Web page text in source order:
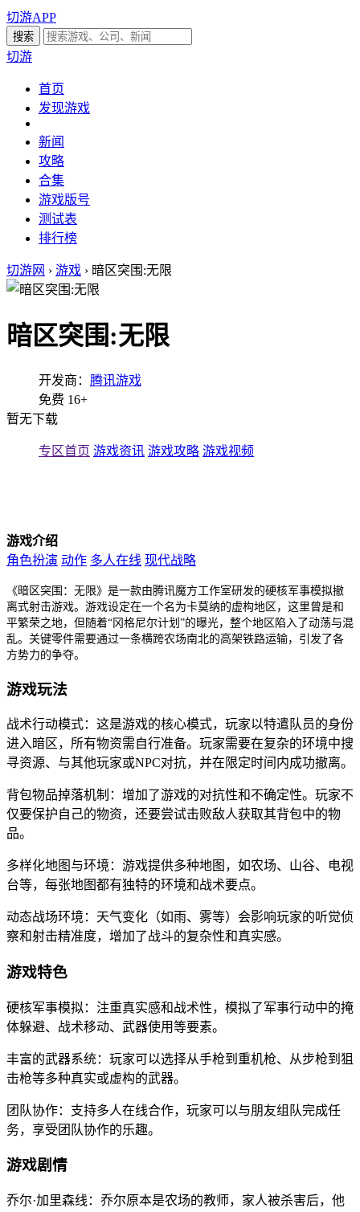
切游APP
切游
首页
发现游戏
新闻
攻略
合集
游戏版号
测试表
排行榜
切游网 › 游戏 › 暗区突围:无限
暗区突围:无限
开发商： 腾讯游戏
免费 16+
暂无下载
专区首页 游戏资讯 游戏攻略 游戏视频
游戏介绍
角色扮演 动作 多人在线 现代战略
《暗区突围：无限》是一款由腾讯魔方工作室研发的硬核军事模拟撤
离式射击游戏。游戏设定在一个名为卡莫纳的虚构地区，这里曾是和
平繁荣之地，但随着“冈格尼尔计划”的曝光，整个地区陷入了动荡与混
乱。关键零件需要通过一条横跨农场南北的高架铁路运输，引发了各
方势力的争夺。
游戏玩法
战术行动模式：这是游戏的核心模式，玩家以特遣队员的身份
进入暗区，所有物资需自行准备。玩家需要在复杂的环境中搜
寻资源、与其他玩家或NPC对抗，并在限定时间内成功撤离。
背包物品掉落机制：增加了游戏的对抗性和不确定性。玩家不
仅要保护自己的物资，还要尝试击败敌人获取其背包中的物
品。
多样化地图与环境：游戏提供多种地图，如农场、山谷、电视
台等，每张地图都有独特的环境和战术要点。
动态战场环境：天气变化（如雨、雾等）会影响玩家的听觉侦
察和射击精准度，增加了战斗的复杂性和真实感。
游戏特色
硬核军事模拟：注重真实感和战术性，模拟了军事行动中的掩
体躲避、战术移动、武器使用等要素。
丰富的武器系统：玩家可以选择从手枪到重机枪、从步枪到狙
击枪等多种真实或虚构的武器。
团队协作：支持多人在线合作，玩家可以与朋友组队完成任
务，享受团队协作的乐趣。
游戏剧情
乔尔·加里森线：乔尔原本是农场的教师，家人被杀害后，他